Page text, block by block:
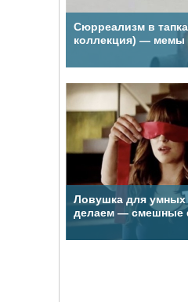
Сюрреализм в
коллекция) — мемы
Ловушка для
делаем — смешные